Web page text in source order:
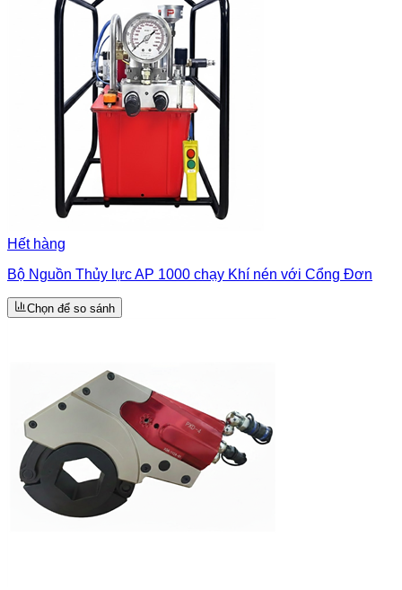
Hết hàng
Bộ Nguồn Thủy lực AP 1000 chạy Khí nén với Cổng Đơn
Chọn để so sánh